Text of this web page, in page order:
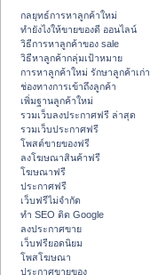
กลยุทธ์การหาลูกค้าใหม่
ทํายังไงให้ขายของดี ออนไลน์
วิธีการหาลูกค้าของ sale
วิธีหาลูกค้ากลุ่มเป้าหมาย
การหาลูกค้าใหม่ รักษาลูกค้าเก่า
ช่องทางการเข้าถึงลูกค้า
เพิ่มฐานลูกค้าใหม่
รวมเว็บลงประกาศฟรี ล่าสุด
รวมเว็บประกาศฟรี
โพสต์ขายของฟรี
ลงโฆษณาสินค้าฟรี
โฆษณาฟรี
ประกาศฟรี
เว็บฟรีไม่จำกัด
ทำ SEO ติด Google
ลงประกาศขาย
เว็บฟรียอดนิยม
โพสโฆษณา
ประกาศขายของ